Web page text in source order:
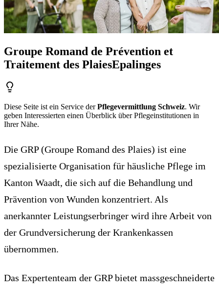
Groupe Romand de Prévention et
Traitement des PlaiesEpalinges
Diese Seite ist ein Service derPflegevermittlung Schweiz. Wir
geben Interessierten einen Überblick über Pflegeinstitutionen in
Ihrer Nähe.
Die GRP (Groupe Romand des Plaies) ist eine
spezialisierte Organisation für häusliche Pflege im
Kanton Waadt, die sich auf die Behandlung und
Prävention von Wunden konzentriert. Als
anerkannter Leistungserbringer wird ihre Arbeit von
der Grundversicherung der Krankenkassen
übernommen.
Das Expertenteam der GRP bietet massgeschneiderte